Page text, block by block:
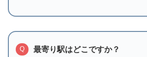
Q 最寄り駅はどこですか？